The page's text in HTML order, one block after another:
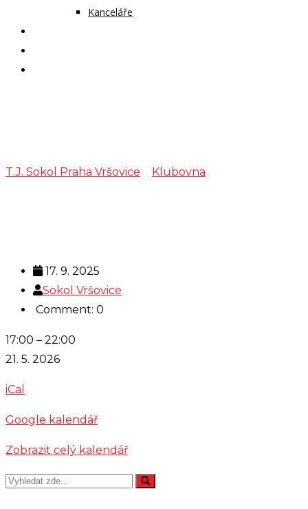
Kanceláře
T.J. Sokol Praha Vršovice Klubovna
17. 9. 2025
Sokol Vršovice
Comment: 0
šachy
17:00 – 22:00
21. 5. 2026
iCal
Google kalendář
Zobrazit celý kalendář